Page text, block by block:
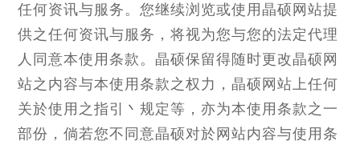
任何资讯与服务。您继续浏览或使用晶硕网站提
供之任何资讯与服务，将视为您与您的法定代理
人同意本使用条款。晶硕保留得随时更改晶硕网
站之内容与本使用条款之权力，晶硕网站上任何
关於使用之指引丶规定等，亦为本使用条款之一
部份，倘若您不同意晶硕对於网站内容与使用条